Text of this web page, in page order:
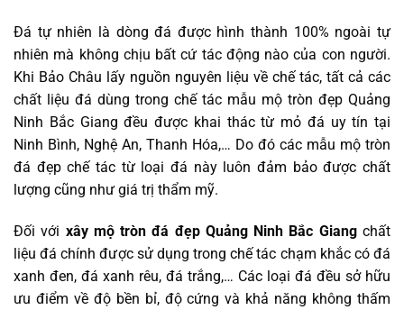
Đá tự nhiên là dòng đá được hình thành 100% ngoài tự
nhiên mà không chịu bất cứ tác động nào của con người.
Khi Bảo Châu lấy nguồn nguyên liệu về chế tác, tất cả các
chất liệu đá dùng trong chế tác mẫu mộ tròn đẹp Quảng
Ninh Bắc Giang đều được khai thác từ mỏ đá uy tín tại
Ninh Bình, Nghệ An, Thanh Hóa,… Do đó các mẫu mộ tròn
đá đẹp chế tác từ loại đá này luôn đảm bảo được chất
lượng cũng như giá trị thẩm mỹ.
Đối với xây mộ tròn đá đẹp Quảng Ninh Bắc Giangchất
liệu đá chính được sử dụng trong chế tác chạm khắc có đá
xanh đen, đá xanh rêu, đá trắng,… Các loại đá đều sở hữu
ưu điểm về độ bền bỉ, độ cứng và khả năng không thấm